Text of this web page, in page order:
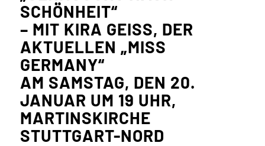
SCHÖNHEIT“
– MIT KIRA GEISS, DER
AKTUELLEN „MISS
GERMANY“
AM SAMSTAG, DEN 20.
JANUAR UM 19 UHR,
MARTINSKIRCHE
STUTTGART-NORD